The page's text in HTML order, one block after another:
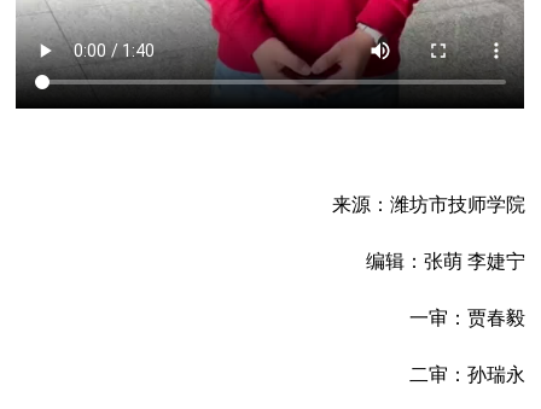
来源：潍坊市技师学院
编辑：张萌 李婕宁
一审：贾春毅
二审：孙瑞永